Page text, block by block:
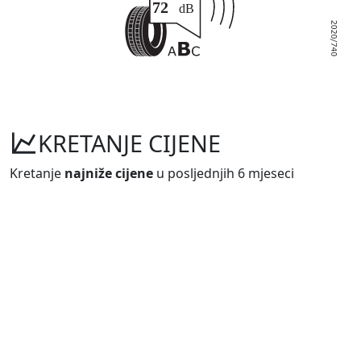
KRETANJE CIJENE
Kretanje najniže cijene u posljednjih 6 mjeseci